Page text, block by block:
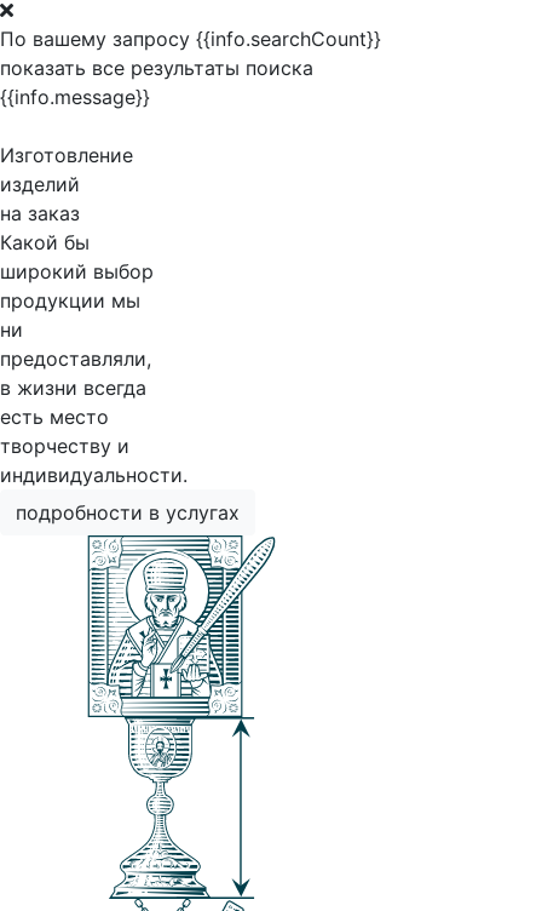
По вашему запросу {{info.searchCount}}
показать все результаты поиска
{{info.message}}
Изготовление
изделий
на заказ
Какой бы
широкий выбор
продукции мы
ни
предоставляли,
в жизни всегда
есть место
творчеству и
индивидуальности.
подробности в услугах